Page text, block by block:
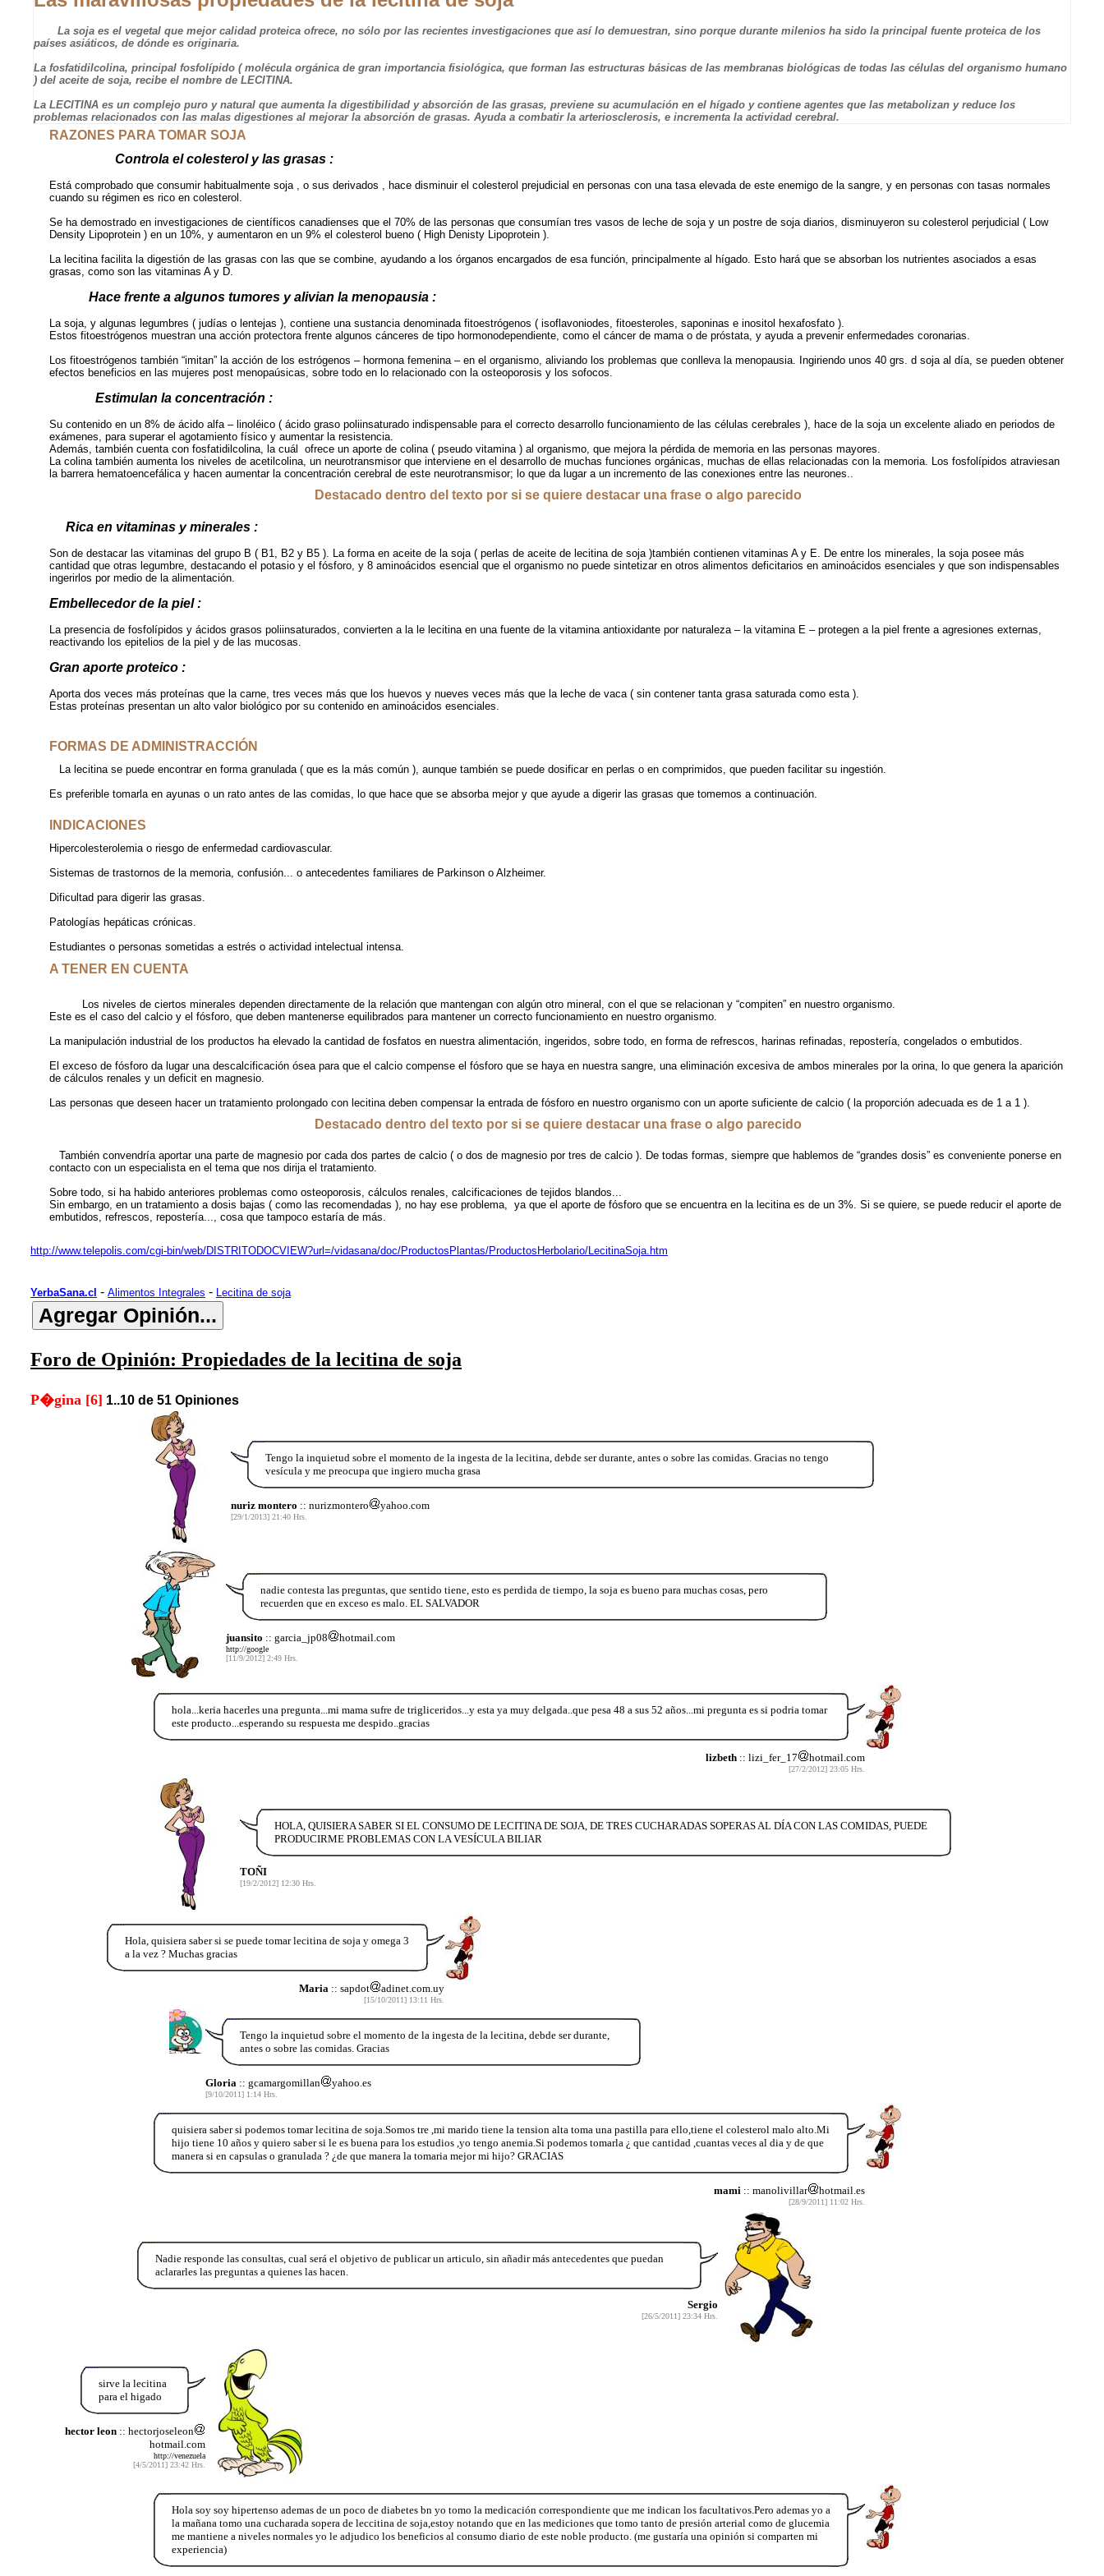
La soja es el vegetal que mejor calidad proteica ofrece, no sólo por las recientes investigaciones que así lo demuestran, sino porque durante milenios ha sido la principal fuente proteica de los
países asiáticos, de dónde es originaria.
La fosfatidilcolina, principal fosfolípido ( molécula orgánica de gran importancia fisiológica, que forman las estructuras básicas de las membranas biológicas de todas las células del organismo humano
) del aceite de soja, recibe el nombre de LECITINA.
La LECITINA es un complejo puro y natural que aumenta la digestibilidad y absorción de las grasas, previene su acumulación en el hígado y contiene agentes que las metabolizan y reduce los
problemas relacionados con las malas digestiones al mejorar la absorción de grasas. Ayuda a combatir la arteriosclerosis, e incrementa la actividad cerebral.
RAZONES PARA TOMAR SOJA
Controla el colesterol y las grasas :
Está comprobado que consumir habitualmente soja , o sus derivados , hace disminuir el colesterol prejudicial en personas con una tasa elevada de este enemigo de la sangre, y en personas con tasas normales
cuando su régimen es rico en colesterol.
Se ha demostrado en investigaciones de científicos canadienses que el 70% de las personas que consumían tres vasos de leche de soja y un postre de soja diarios, disminuyeron su colesterol perjudicial ( Low
Density Lipoprotein ) en un 10%, y aumentaron en un 9% el colesterol bueno ( High Denisty Lipoprotein ).
La lecitina facilita la digestión de las grasas con las que se combine, ayudando a los órganos encargados de esa función, principalmente al hígado. Esto hará que se absorban los nutrientes asociados a esas
grasas, como son las vitaminas A y D.
Hace frente a algunos tumores y alivian la menopausia :
La soja, y algunas legumbres ( judías o lentejas ), contiene una sustancia denominada fitoestrógenos ( isoflavoniodes, fitoesteroles, saponinas e inositol hexafosfato ).
Estos fitoestrógenos muestran una acción protectora frente algunos cánceres de tipo hormonodependiente, como el cáncer de mama o de próstata, y ayuda a prevenir enfermedades coronarias.
Los fitoestrógenos también “imitan” la acción de los estrógenos – hormona femenina – en el organismo, aliviando los problemas que conlleva la menopausia. Ingiriendo unos 40 grs. d soja al día, se pueden obtener
efectos beneficios en las mujeres post menopaúsicas, sobre todo en lo relacionado con la osteoporosis y los sofocos.
Estimulan la concentración :
Su contenido en un 8% de ácido alfa – linoléico ( ácido graso poliinsaturado indispensable para el correcto desarrollo funcionamiento de las células cerebrales ), hace de la soja un excelente aliado en periodos de
exámenes, para superar el agotamiento físico y aumentar la resistencia.
Además, también cuenta con fosfatidilcolina, la cuál ofrece un aporte de colina ( pseudo vitamina ) al organismo, que mejora la pérdida de memoria en las personas mayores.
La colina también aumenta los niveles de acetilcolina, un neurotransmisor que interviene en el desarrollo de muchas funciones orgánicas, muchas de ellas relacionadas con la memoria. Los fosfolípidos atraviesan
la barrera hematoencefálica y hacen aumentar la concentración cerebral de este neurotransmisor; lo que da lugar a un incremento de las conexiones entre las neurones..
Destacado dentro del texto por si se quiere destacar una frase o algo parecido
Rica en vitaminas y minerales :
Son de destacar las vitaminas del grupo B ( B1, B2 y B5 ). La forma en aceite de la soja ( perlas de aceite de lecitina de soja )también contienen vitaminas A y E. De entre los minerales, la soja posee más
cantidad que otras legumbre, destacando el potasio y el fósforo, y 8 aminoácidos esencial que el organismo no puede sintetizar en otros alimentos deficitarios en aminoácidos esenciales y que son indispensables
ingerirlos por medio de la alimentación.
Embellecedor de la piel :
La presencia de fosfolípidos y ácidos grasos poliinsaturados, convierten a la le lecitina en una fuente de la vitamina antioxidante por naturaleza – la vitamina E – protegen a la piel frente a agresiones externas,
reactivando los epitelios de la piel y de las mucosas.
Gran aporte proteico :
Aporta dos veces más proteínas que la carne, tres veces más que los huevos y nueves veces más que la leche de vaca ( sin contener tanta grasa saturada como esta ).
Estas proteínas presentan un alto valor biológico por su contenido en aminoácidos esenciales.
FORMAS DE ADMINISTRACCIÓN
La lecitina se puede encontrar en forma granulada ( que es la más común ), aunque también se puede dosificar en perlas o en comprimidos, que pueden facilitar su ingestión.
Es preferible tomarla en ayunas o un rato antes de las comidas, lo que hace que se absorba mejor y que ayude a digerir las grasas que tomemos a continuación.
INDICACIONES
Hipercolesterolemia o riesgo de enfermedad cardiovascular.
Sistemas de trastornos de la memoria, confusión... o antecedentes familiares de Parkinson o Alzheimer.
Dificultad para digerir las grasas.
Patologías hepáticas crónicas.
Estudiantes o personas sometidas a estrés o actividad intelectual intensa.
A TENER EN CUENTA
Los niveles de ciertos minerales dependen directamente de la relación que mantengan con algún otro mineral, con el que se relacionan y “compiten” en nuestro organismo.
Este es el caso del calcio y el fósforo, que deben mantenerse equilibrados para mantener un correcto funcionamiento en nuestro organismo.
La manipulación industrial de los productos ha elevado la cantidad de fosfatos en nuestra alimentación, ingeridos, sobre todo, en forma de refrescos, harinas refinadas, repostería, congelados o embutidos.
El exceso de fósforo da lugar una descalcificación ósea para que el calcio compense el fósforo que se haya en nuestra sangre, una eliminación excesiva de ambos minerales por la orina, lo que genera la aparición
de cálculos renales y un deficit en magnesio.
Las personas que deseen hacer un tratamiento prolongado con lecitina deben compensar la entrada de fósforo en nuestro organismo con un aporte suficiente de calcio ( la proporción adecuada es de 1 a 1 ).
Destacado dentro del texto por si se quiere destacar una frase o algo parecido
También convendría aportar una parte de magnesio por cada dos partes de calcio ( o dos de magnesio por tres de calcio ). De todas formas, siempre que hablemos de “grandes dosis” es conveniente ponerse en
contacto con un especialista en el tema que nos dirija el tratamiento.
Sobre todo, si ha habido anteriores problemas como osteoporosis, cálculos renales, calcificaciones de tejidos blandos...
Sin embargo, en un tratamiento a dosis bajas ( como las recomendadas ), no hay ese problema, ya que el aporte de fósforo que se encuentra en la lecitina es de un 3%. Si se quiere, se puede reducir el aporte de
embutidos, refrescos, repostería..., cosa que tampoco estaría de más.
http://www.telepolis.com/cgi-bin/web/DISTRITODOCVIEW?url=/vidasana/doc/ProductosPlantas/ProductosHerbolario/LecitinaSoja.htm
YerbaSana.cl - Alimentos Integrales - Lecitina de soja
Foro de Opinión: Propiedades de la lecitina de soja
P�gina [6] 1..10 de 51 Opiniones
Tengo la inquietud sobre el momento de la ingesta de la lecitina, debde ser durante, antes o sobre las comidas. Gracias no tengo
vesícula y me preocupa que ingiero mucha grasa
nuriz montero :: nurizmontero yahoo.com
[29/1/2013] 21:40 Hrs.
nadie contesta las preguntas, que sentido tiene, esto es perdida de tiempo, la soja es bueno para muchas cosas, pero
recuerden que en exceso es malo. EL SALVADOR
juansito :: garcia_jp08 hotmail.com
http://google
[11/9/2012] 2:49 Hrs.
hola...keria hacerles una pregunta...mi mama sufre de trigliceridos...y esta ya muy delgada..que pesa 48 a sus 52 años...mi pregunta es si podria tomar
este producto...esperando su respuesta me despido..gracias
lizbeth:: lizi_fer_17 hotmail.com
[27/2/2012] 23:05 Hrs.
HOLA, QUISIERA SABER SI EL CONSUMO DE LECITINA DE SOJA, DE TRES CUCHARADAS SOPERAS AL DÍA CON LAS COMIDAS, PUEDE
PRODUCIRME PROBLEMAS CON LA VESÍCULA BILIAR
TOÑI
[19/2/2012] 12:30 Hrs.
Hola, quisiera saber si se puede tomar lecitina de soja y omega 3
a la vez ? Muchas gracias
Maria :: sapdot adinet.com.uy
[15/10/2011] 13:11 Hrs.
Tengo la inquietud sobre el momento de la ingesta de la lecitina, debde ser durante,
antes o sobre las comidas. Gracias
Gloria :: gcamargomillan yahoo.es
[9/10/2011] 1:14 Hrs.
quisiera saber si podemos tomar lecitina de soja.Somos tre ,mi marido tiene la tension alta toma una pastilla para ello,tiene el colesterol malo alto.Mi
hijo tiene 10 años y quiero saber si le es buena para los estudios ,yo tengo anemia.Si podemos tomarla ¿ que cantidad ,cuantas veces al dia y de que
manera si en capsulas o granulada ? ¿de que manera la tomaria mejor mi hijo? GRACIAS
mami :: manolivillar hotmail.es
[28/9/2011] 11:02 Hrs.
Nadie responde las consultas, cual será el objetivo de publicar un articulo, sin añadir más antecedentes que puedan
aclararles las preguntas a quienes las hacen.
Sergio
[26/5/2011] 23:34 Hrs.
sirve la lecitina
para el higado
hector leon:: hectorjoseleon
hotmail.com
http://venezuela
[4/5/2011] 23:42 Hrs.
Hola soy soy hipertenso ademas de un poco de diabetes bn yo tomo la medicación correspondiente que me indican los facultativos.Pero ademas yo a
la mañana tomo una cucharada sopera de leccitina de soja,estoy notando que en las mediciones que tomo tanto de presión arterial como de glucemia
me mantiene a niveles normales yo le adjudico los beneficios al consumo diario de este noble producto. (me gustaría una opinión si comparten mi
experiencia)